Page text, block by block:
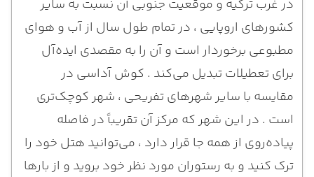
در غرب ترکیه و موقعیت جنوبی آن نسبت به سایر
کشورهای اروپایی ، در تمام طول سال از آب و هوای
مطبوعی برخوردار است و آن را به مقصدی ایده‌آل
برای تعطیلات تبدیل می‌کند . کوش آداسی در
مقایسه با سایر شهرهای تفریحی ، شهر کوچک‌تری
است . در این شهر که مرکز آن تقریباً در فاصله
پیاده‌روی از همه جا قرار دارد ، می‌توانید هتل خود را
ترک کنید و به رستوران مورد نظر خود بروید و از بارها